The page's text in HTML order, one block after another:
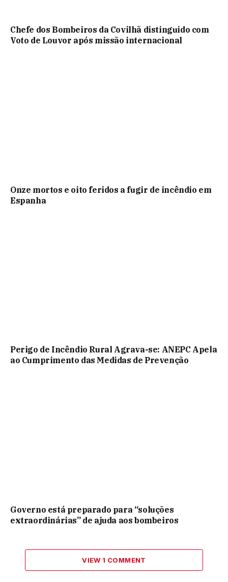
Chefe dos Bombeiros da Covilhã distinguido com
Voto de Louvor após missão internacional
Onze mortos e oito feridos a fugir de incêndio em
Espanha
Perigo de Incêndio Rural Agrava-se: ANEPC Apela
ao Cumprimento das Medidas de Prevenção
Governo está preparado para “soluções
extraordinárias” de ajuda aos bombeiros
VIEW 1 COMMENT